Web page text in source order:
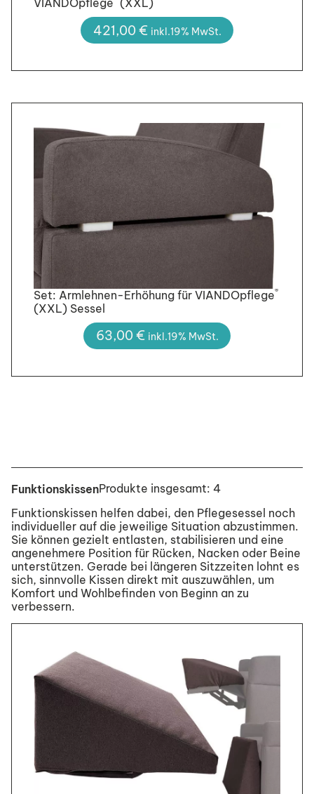
421,00€ inkl.19% MwSt.
Set: Armlehnen-Erhöhung für VIANDOpflege®
(XXL) Sessel
63,00€ inkl.19% MwSt.
FunktionskissenProdukte insgesamt: 4
Funktionskissen helfen dabei, den Pflegesessel noch
individueller auf die jeweilige Situation abzustimmen.
Sie können gezielt entlasten, stabilisieren und eine
angenehmere Position für Rücken, Nacken oder Beine
unterstützen. Gerade bei längeren Sitzzeiten lohnt es
sich, sinnvolle Kissen direkt mit auszuwählen, um
Komfort und Wohlbefinden von Beginn an zu
verbessern.